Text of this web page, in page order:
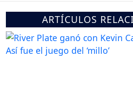
ARTÍCULOS